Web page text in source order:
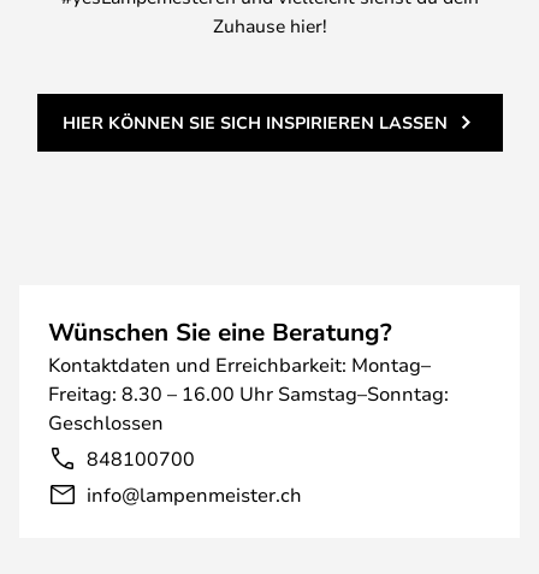
Zuhause hier!
HIER KÖNNEN SIE SICH INSPIRIEREN LASSEN
Wünschen Sie eine Beratung?
Kontaktdaten und Erreichbarkeit: Montag–
Freitag: 8.30 – 16.00 Uhr Samstag–Sonntag:
Geschlossen
848100700
info@lampenmeister.ch